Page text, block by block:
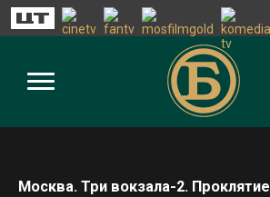
Москва. Три вокзала-2. Проклятие